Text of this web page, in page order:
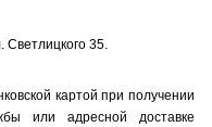
Светлицкого 35.
картой при получении
или адресной доставке